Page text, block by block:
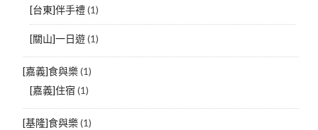
[台東]伴手禮(1)
[關山]一日遊(1)
[嘉義]食與樂(1)
[嘉義]住宿 (1)
[基隆]食與樂(1)